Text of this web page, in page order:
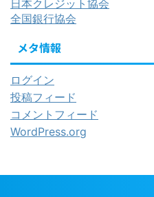
日本クレジット協会
全国銀行協会
メタ情報
ログイン
投稿フィード
コメントフィード
WordPress.org